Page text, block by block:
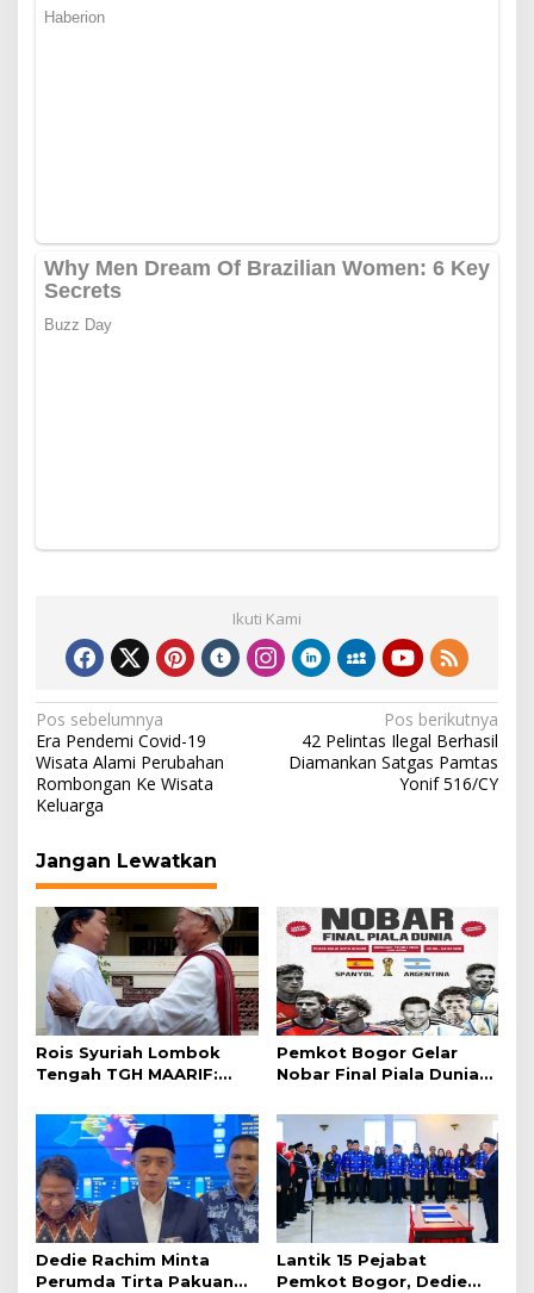
Ikuti Kami
Navigasi
pos
Pos sebelumnya
Era Pendemi Covid-19
Wisata Alami Perubahan
Rombongan Ke Wisata
Keluarga
Pos berikutnya
42 Pelintas Ilegal Berhasil
Diamankan Satgas Pamtas
Yonif 516/CY
Jangan Lewatkan
Rois Syuriah Lombok
Tengah TGH MAARIF:
Abad Kedua NU”
Pemkot Bogor Gelar
Nobar Final Piala Dunia
Dedie Rachim Minta
Perumda Tirta Pakuan
Lantik 15 Pejabat
Pemkot Bogor, Dedie